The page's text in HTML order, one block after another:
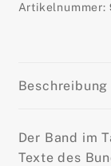
Artikelnummer:
Beschreibung
Der Band im
Texte des